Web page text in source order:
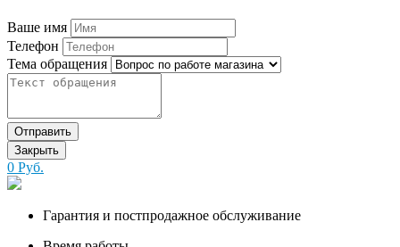
Ваше имя
Телефон
Тема обращения
Отправить
Закрыть
0 Руб.
Гарантия и постпродажное обслуживание